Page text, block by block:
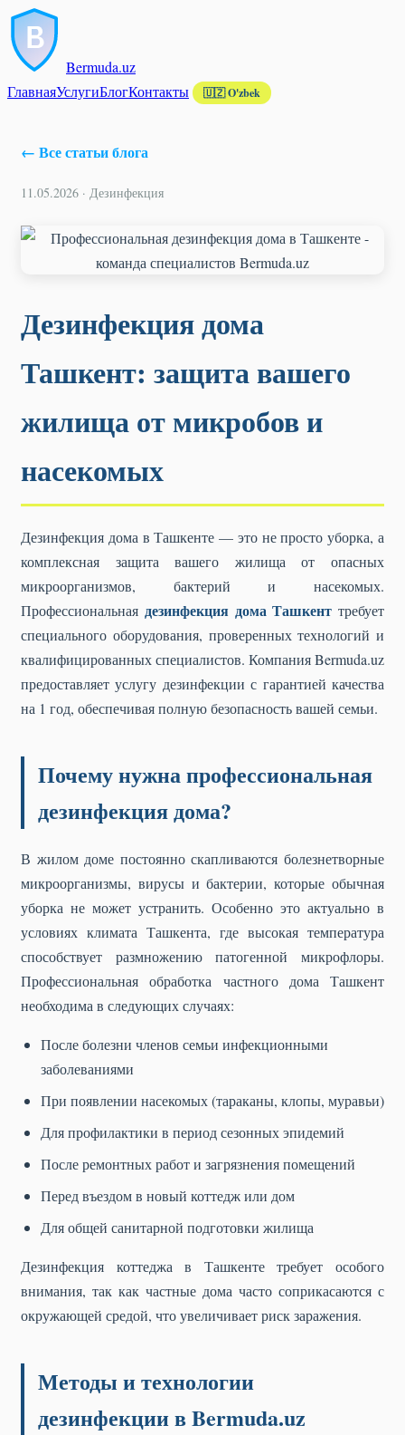
Bermuda.uz
ГлавнаяУслугиБлогКонтакты 🇺🇿 O'zbek
← Все статьи блога
11.05.2026 · Дезинфекция
Дезинфекция дома
Ташкент: защита вашего
жилища от микробов и
насекомых
Дезинфекция дома в Ташкенте — это не просто уборка, а
комплексная защита вашего жилища от опасных
микроорганизмов, бактерий и насекомых.
Профессиональная дезинфекция дома Ташкент требует
специального оборудования, проверенных технологий и
квалифицированных специалистов. Компания Bermuda.uz
предоставляет услугу дезинфекции с гарантией качества
на 1 год, обеспечивая полную безопасность вашей семьи.
Почему нужна профессиональная
дезинфекция дома?
В жилом доме постоянно скапливаются болезнетворные
микроорганизмы, вирусы и бактерии, которые обычная
уборка не может устранить. Особенно это актуально в
условиях климата Ташкента, где высокая температура
способствует размножению патогенной микрофлоры.
Профессиональная обработка частного дома Ташкент
необходима в следующих случаях:
После болезни членов семьи инфекционными
заболеваниями
При появлении насекомых (тараканы, клопы, муравьи)
Для профилактики в период сезонных эпидемий
После ремонтных работ и загрязнения помещений
Перед въездом в новый коттедж или дом
Для общей санитарной подготовки жилища
Дезинфекция коттеджа в Ташкенте требует особого
внимания, так как частные дома часто соприкасаются с
окружающей средой, что увеличивает риск заражения.
Методы и технологии
дезинфекции в Bermuda.uz